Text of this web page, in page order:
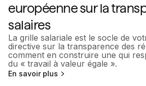
européenne sur la
salaires
La grille salariale est le socle de
directive sur la transparence des
comment en construire une qui
du « travail à valeur égale ».
En savoir plus